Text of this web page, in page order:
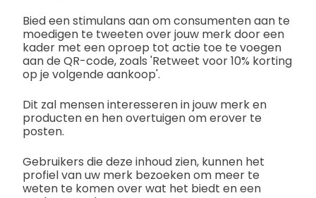
Bied een stimulans aan om consumenten aan te
moedigen te tweeten over jouw merk door een
kader met een oproep tot actie toe te voegen
aan de QR-code, zoals 'Retweet voor 10% korting
op je volgende aankoop'.
Dit zal mensen interesseren in jouw merk en
producten en hen overtuigen om erover te
posten.
Gebruikers die deze inhoud zien, kunnen het
profiel van uw merk bezoeken om meer te
weten te komen over wat het biedt en een